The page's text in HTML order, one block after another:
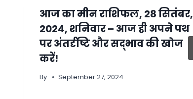
आज का मीन राशिफल, 28 सितंबर,
2024, शनिवार – आज ही अपने पथ
पर अंतर्दृष्टि और सद्भाव की खोज
करें!
By September 27, 2024